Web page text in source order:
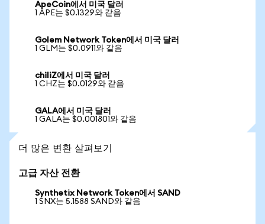
ApeCoin에서 미국 달러
1 APE는 $0.1329와 같음
Golem Network Token에서 미국 달러
1 GLM는 $0.0911와 같음
chiliZ에서 미국 달러
1 CHZ는 $0.0129와 같음
GALA에서 미국 달러
1 GALA는 $0.001801와 같음
더 많은 변환 살펴보기
고급 자산 전환
Synthetix Network Token에서 SAND
1 SNX는 5.1588 SAND와 같음